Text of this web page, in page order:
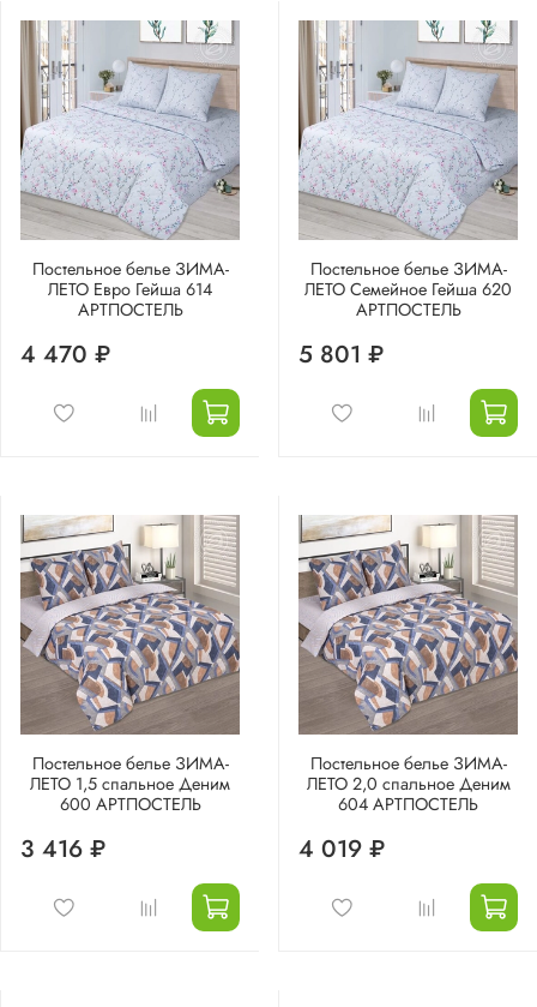
Постельное белье ЗИМА-
ЛЕТО Евро Гейша 614
АРТПОСТЕЛЬ
4 470 ₽
Постельное белье ЗИМА-
ЛЕТО Семейное Гейша 620
АРТПОСТЕЛЬ
5 801 ₽
Постельное белье ЗИМА-
ЛЕТО 1,5 спальное Деним
600 АРТПОСТЕЛЬ
3 416 ₽
Постельное белье ЗИМА-
ЛЕТО 2,0 спальное Деним
604 АРТПОСТЕЛЬ
4 019 ₽